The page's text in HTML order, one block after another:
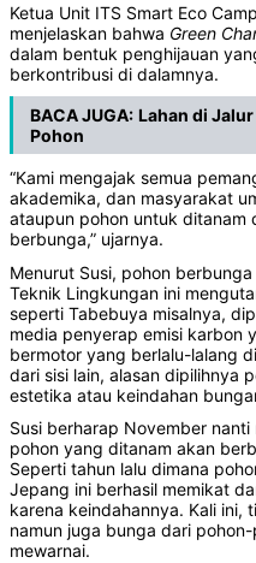
Ketua Unit ITS Smart Eco
menjelaskan bahwa Green
dalam bentuk penghijauan
berkontribusi di dalamnya.
BACA JUGA: Lahan di
Pohon
“Kami mengajak semua
akademika, dan masyarakat
ataupun pohon untuk ditanam
berbunga,” ujarnya.
Menurut Susi, pohon
Teknik Lingkungan ini
seperti Tabebuya misalnya,
media penyerap emisi karbon
bermotor yang berlalu-lalang
dari sisi lain, alasan dipilihnya
estetika atau keindahan
Susi berharap November
pohon yang ditanam akan
Seperti tahun lalu dimana
Jepang ini berhasil memikat
karena keindahannya. Kali ini,
namun juga bunga dari
mewarnai.